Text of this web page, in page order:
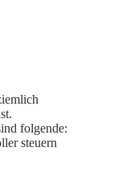
folgende:
steuern